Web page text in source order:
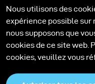
Support
Media Center
Nous utilisons des
expérience possible sur
nous supposons que
cookies de ce site web.
cookies, veuillez vous